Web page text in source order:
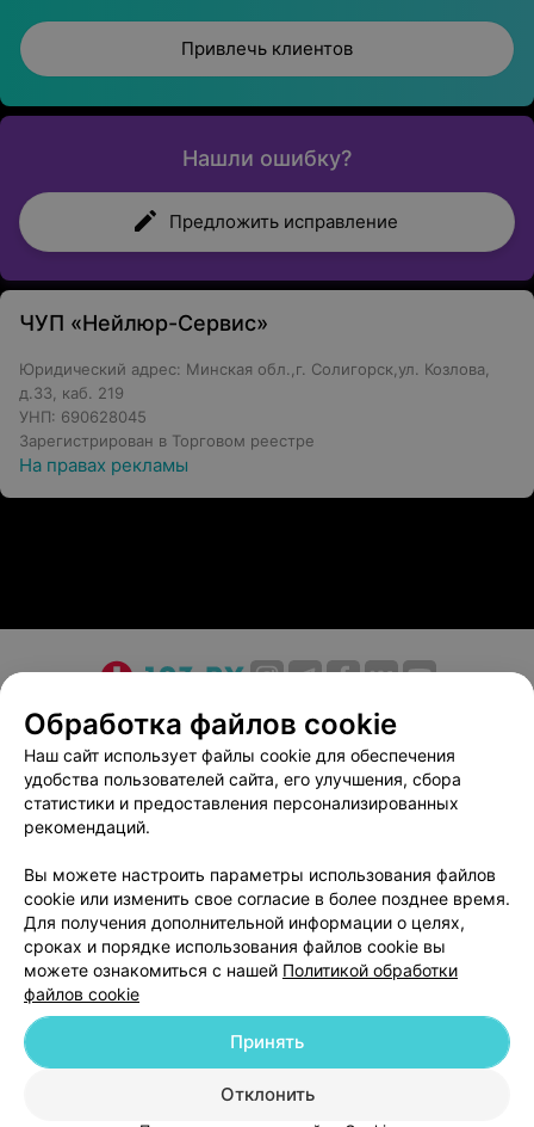
Привлечь клиентов
Нашли ошибку?
Предложить исправление
ЧУП «Нейлюр-Сервис»
Юридический адрес: Минская обл.,г. Солигорск,ул. Козлова,
д.33, каб. 219
УНП: 690628045
Зарегистрирован в Торговом реестре
На правах рекламы
О проекте Новости проекта
Размещение рекламы
Медицинский маркетинг
Публичный договор
Пользовательское соглашение
Способы оплаты
Вакансии
Партнеры
Написать в поддержку
Персональные настройки cookie
Обработка персональных данных
ВЫ ВЛАДЕЛЕЦ?
Обработка файлов cookie
Наш сайт использует файлы cookie для обеспечения
удобства пользователей сайта, его улучшения, сбора
статистики и предоставления персонализированных
рекомендаций.
Вы можете настроить параметры использования файлов
cookie или изменить свое согласие в более позднее время.
Для получения дополнительной информации о целях,
сроках и порядке использования файлов cookie вы
можете ознакомиться с нашей Политикой обработки
файлов cookie
Отклонить
Принять